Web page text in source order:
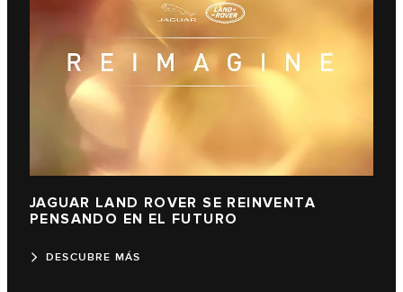
JAGUAR LAND ROVER SE REINVENTA
PENSANDO EN EL FUTURO
DESCUBRE MÁS